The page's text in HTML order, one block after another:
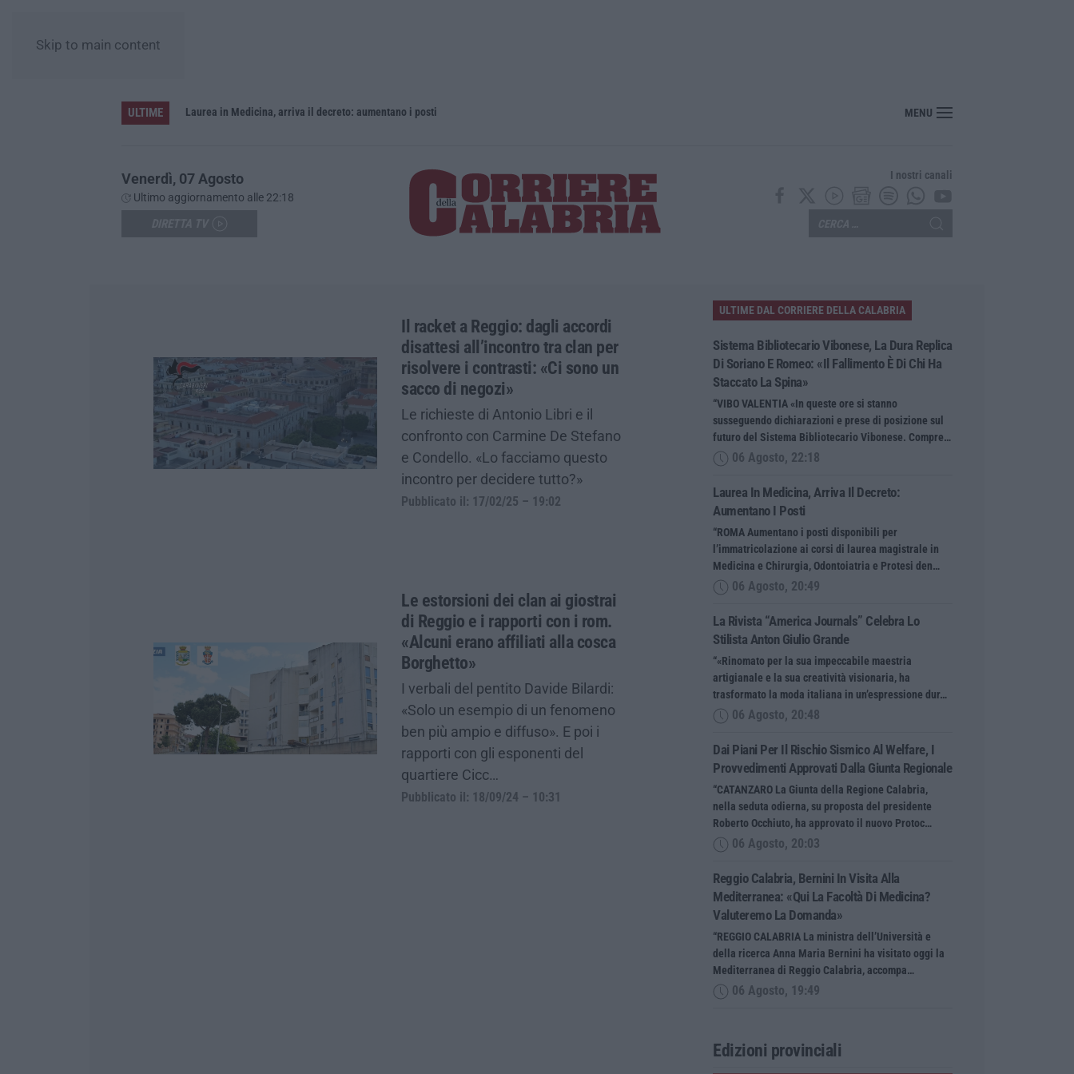
Skip to main content
ULTIME
Sistema bibliotecario vibonese, la dura replica di Soriano e Romeo: «Il fallimento è di chi ha staccato la spina» Laurea in Medicina, arriva il decreto: aumentano i posti La rivista “America Journals” celebra lo stilista Anton Giulio Grande
MENU
Venerdì, 07 Agosto
Ultimo aggiornamento alle 22:18
I nostri canali
Il racket a Reggio: dagli accordi
disattesi all’incontro tra clan per
risolvere i contrasti: «Ci sono un
sacco di negozi»
Le richieste di Antonio Libri e il
confronto con Carmine De Stefano
e Condello. «Lo facciamo questo
incontro per decidere tutto?»
Pubblicato il: 17/02/25 – 19:02
Le estorsioni dei clan ai giostrai
di Reggio e i rapporti con i rom.
«Alcuni erano affiliati alla cosca
Borghetto»
I verbali del pentito Davide Bilardi:
«Solo un esempio di un fenomeno
ben più ampio e diffuso». E poi i
rapporti con gli esponenti del
quartiere Cicc…
Pubblicato il: 18/09/24 – 10:31
ULTIME DAL CORRIERE DELLA CALABRIA
Sistema Bibliotecario Vibonese, La Dura Replica
Di Soriano E Romeo: «Il Fallimento È Di Chi Ha
Staccato La Spina»
“VIBO VALENTIA «In queste ore si stanno
susseguendo dichiarazioni e prese di posizione sul
futuro del Sistema Bibliotecario Vibonese. Compre…
06 Agosto, 22:18
Laurea In Medicina, Arriva Il Decreto:
Aumentano I Posti
“ROMA Aumentano i posti disponibili per
l’immatricolazione ai corsi di laurea magistrale in
Medicina e Chirurgia, Odontoiatria e Protesi den…
06 Agosto, 20:49
La Rivista “America Journals” Celebra Lo
Stilista Anton Giulio Grande
“«Rinomato per la sua impeccabile maestria
artigianale e la sua creatività visionaria, ha
trasformato la moda italiana in un’espressione dur…
06 Agosto, 20:48
Dai Piani Per Il Rischio Sismico Al Welfare, I
Provvedimenti Approvati Dalla Giunta Regionale
“CATANZARO La Giunta della Regione Calabria,
nella seduta odierna, su proposta del presidente
Roberto Occhiuto, ha approvato il nuovo Protoc…
06 Agosto, 20:03
Reggio Calabria, Bernini In Visita Alla
Mediterranea: «Qui La Facoltà Di Medicina?
Valuteremo La Domanda»
“REGGIO CALABRIA La ministra dell’Università e
della ricerca Anna Maria Bernini ha visitato oggi la
Mediterranea di Reggio Calabria, accompa…
06 Agosto, 19:49
Edizioni provinciali